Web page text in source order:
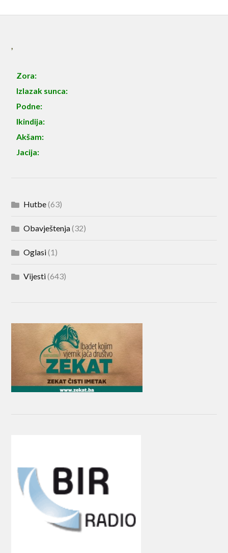
,
Zora:
Izlazak sunca:
Podne:
Ikindija:
Akšam:
Jacija:
Hutbe(63)
Obavještenja(32)
Oglasi(1)
Vijesti(643)